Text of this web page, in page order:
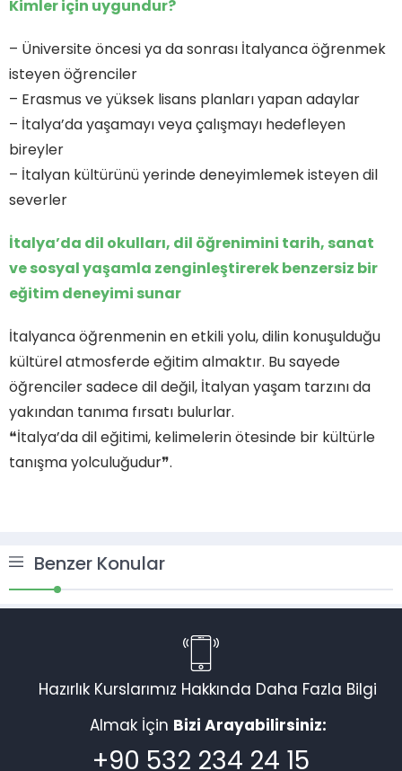
Kimler için uygundur?
– Üniversite öncesi ya da sonrası İtalyanca öğrenmek
isteyen öğrenciler
– Erasmus ve yüksek lisans planları yapan adaylar
– İtalya’da yaşamayı veya çalışmayı hedefleyen
bireyler
– İtalyan kültürünü yerinde deneyimlemek isteyen dil
severler
İtalya’da dil okulları, dil öğrenimini tarih, sanat
ve sosyal yaşamla zenginleştirerek benzersiz bir
eğitim deneyimi sunar
İtalyanca öğrenmenin en etkili yolu, dilin konuşulduğu
kültürel atmosferde eğitim almaktır. Bu sayede
öğrenciler sadece dil değil, İtalyan yaşam tarzını da
yakından tanıma fırsatı bulurlar.
❝İtalya’da dil eğitimi, kelimelerin ötesinde bir kültürle
tanışma yolculuğudur❞.
Benzer Konular
Hazırlık Kurslarımız Hakkında Daha Fazla Bilgi
Almak İçin Bizi Arayabilirsiniz:
+90 532 234 24 15
Cevap Yaz